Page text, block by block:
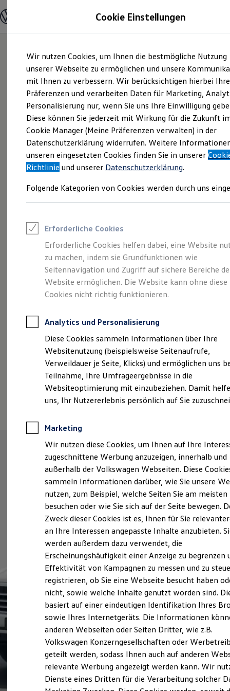
Hauptinhalt
springen
Footer
springen
Modelle und Konfigurator
Modelle vergleichen
Elektroautos
ENERGY Sondermodelle
Nutzfahrzeuge
SUV und CUV
Familienautos
Kombis
Kompaktwagen
Sportwagen
Schnell verfügbare Fahrzeuge
Angebote und Produkte
Aktuelle Angebote
E-Auto-Förderung
Volkswagen Marktplatz
Junge Gebrauchtwagen und Gebrauchtwagen
Saisonangebote
Leasing
Leasing-Angebote
Gebrauchtwagen Leasing
Junge Gebrauchtwagen-Leasing
Elektroauto Leasing
Kleinwagen-Leasing
Leasing ohne Anzahlung
Autokredit mit Schlussrate
Versicherungen und Garantien
Kfz-Versicherung
Restschuldversicherungen
Garantien
Wartungsverträge
Geschäftskunden
Professional Class bei Volkswagen
Großkunden
Behörden
Anpfiff zum Gewinn
Elektroautos
ID. Tutorials
Elektrofahrzeugkonzepte
Reichweite
Reichweite der ID. Modelle
Reichweite im Winter
Laden
Laden unterwegs
Laden Zuhause
Ladezeitensimulator
Batterie
Sicherheit
Garantie und Lebensdauer
Nachhaltigkeit
Technologie
Kosten und Kauf
Verbrauchskosten
Kaufoptionen
E-Auto-Förderung
Software und Konnektivität
Die ID. Software 6
ID. Software Versionen und Updates
Digitale Extras
Schnittstellen zu Ihrem ID.
Sportlich, edel,
elegant:der Touareg
Impressum & Rechtliches
Cookie Einstellungen
Wir nutzen Cookies, um Ihnen die bestmögliche Nutzung
unserer Webseite zu ermöglichen und unsere
mit Ihnen zu verbessern. Wir berücksichtigen hierbei Ihre
Präferenzen und verarbeiten Daten für Marketing,
Personalisierung nur, wenn Sie uns Ihre Einwilligung
Diese können Sie jederzeit mit Wirkung für die Zukunft
Cookie Manager (Meine Präferenzen verwalten) in der
Datenschutzerklärung widerrufen. Weitere
unseren eingesetzten Cookies finden Sie in unserer
Richtlinie und unserer Datenschutzerklärung.
Folgende Kategorien von Cookies werden durch uns
Erforderliche Cookies
Erforderliche Cookies helfen dabei, eine Website
zu machen, indem sie Grundfunktionen wie
Seitennavigation und Zugriff auf sichere Bereiche
Website ermöglichen. Die Website kann ohne diese
Cookies nicht richtig funktionieren.
Analytics und Personalisierung
Diese Cookies sammeln Informationen über Ihre
Websitenutzung (beispielsweise Seitenaufrufe,
Verweildauer je Seite, Klicks) und ermöglichen uns
Teilnahme, Ihre Umfrageergebnisse in die
Websiteoptimierung mit einzubeziehen. Damit
uns, Ihr Nutzererlebnis persönlich auf Sie
Marketing
Wir nutzen diese Cookies, um Ihnen auf Ihre
zugeschnittene Werbung anzuzeigen, innerhalb und
außerhalb der Volkswagen Webseiten. Diese
sammeln Informationen darüber, wie Sie unsere
nutzen, zum Beispiel, welche Seiten Sie am meisten
besuchen oder wie Sie sich auf der Seite bewegen.
Zweck dieser Cookies ist es, Ihnen für Sie
an Ihre Interessen angepasste Inhalte anzubieten.
werden außerdem dazu verwendet, die
Erscheinungshäufigkeit einer Anzeige zu begrenzen
Effektivität von Kampagnen zu messen und zu
registrieren, ob Sie eine Webseite besucht haben
nicht, sowie welche Inhalte genutzt worden sind.
basiert auf einer eindeutigen Identifikation Ihres
sowie Ihres Internetgeräts. Die Informationen
anderen Webseiten oder Seiten Dritter, wie z.B.
Volkswagen Konzerngesellschaften oder
geteilt werden, sodass Ihnen auch auf anderen
relevante Werbung angezeigt werden kann. Wir
Dienste eines Dritten für die Verarbeitung solcher